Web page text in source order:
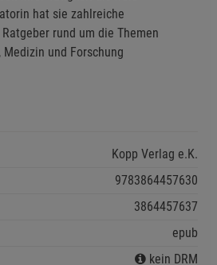
hat sie zahlreiche
rund um die Themen
und Forschung
Kopp Verlag e.K.
9783864457630
3864457637
epub
kein DRM
(3) Marketing Cookies